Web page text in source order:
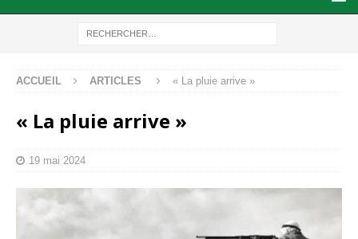
ACCUEIL ARTICLES « La pluie arrive »
« La pluie arrive »
19 mai 2024